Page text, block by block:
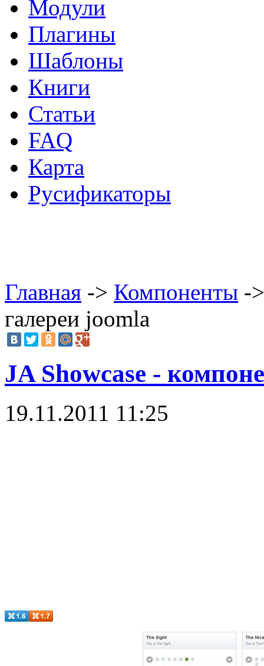
Модули
Плагины
Шаблоны
Книги
Статьи
FAQ
Карта
Русификаторы
Главная -> Компоненты -
галереи joomla
JA Showcase -
19.11.2011 11:25